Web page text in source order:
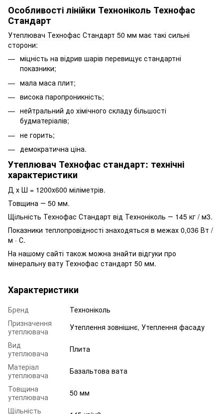
Особливості лінійки Техноніколь Технофас
Стандарт
Утеплювач Технофас Стандарт 50 мм має такі сильні
сторони:
міцність на відрив шарів перевищує стандартні
показники;
мала маса плит;
висока паропроникність;
нейтральний до хімічного складу більшості
будматеріалів;
не горить;
демократична ціна.
Утеплювач Технофас стандарт: технічні
характеристики
Д х Ш = 1200х600 міліметрів.
Товщина ― 50 мм.
Щільність Технофас Стандарт від Техноніколь ― 145 кг / м3.
Показники теплопровідності знаходяться в межах 0,036 Вт /
м · С.
На нашому сайті також можна знайти відгуки про
мінеральну вату Технофас стандарт 50 мм.
Характеристики
Бренд
Техноніколь
Призначення
утеплювача
Утеплення зовнішнє, Утеплення фасаду
Вид
утеплювача
Плита
Матеріал
утеплювача
Базальтова вата
Товщина
утеплювача
50 мм
Щільність